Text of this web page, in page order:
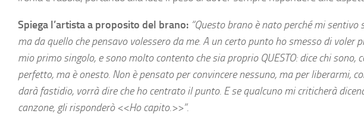
Spiega l’artista a proposito del brano: “Questo brano è nato perché mi
ma da quello che pensavo volessero da me. A un certo punto ho smesso di voler
mio primo singolo, e sono molto contento che sia proprio QUESTO: dice chi sono,
perfetto, ma è onesto. Non è pensato per convincere nessuno, ma per liberarmi,
darà fastidio, vorrà dire che ho centrato il punto. E se qualcuno mi criticherà
canzone, gli risponderò <<Ho capito.>>”.